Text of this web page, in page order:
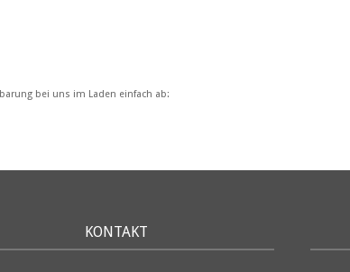
bei uns im Laden einfach ab:
KONTAKT